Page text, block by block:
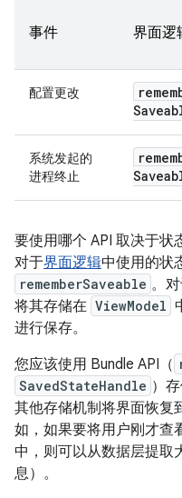
事件 界面逻
配置更改
系统发起的
进程终止
要使用哪个 API 取决于状
对于界面逻辑中使用的状
rememberSaveable 。
将其存储在 ViewModel
进行保存。
您应该使用 Bundle API（
SavedStateHandle ）
其他存储机制将界面恢复
如，如果要将用户刚才查
中，则可以从数据层提取
息）。